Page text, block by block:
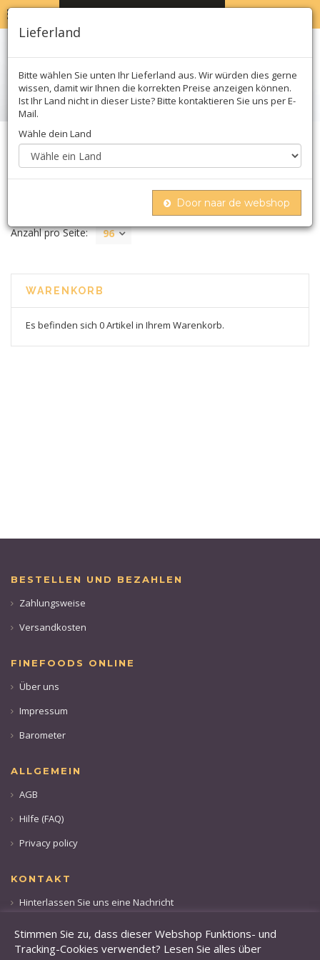
Anzahl pro Seite: 96
WARENKORB
Es befinden sich 0 Artikel in Ihrem Warenkorb.
BESTELLEN UND BEZAHLEN
Zahlungsweise
Versandkosten
FINEFOODS ONLINE
Über uns
Impressum
Barometer
ALLGEMEIN
AGB
Hilfe (FAQ)
Privacy policy
KONTAKT
Hinterlassen Sie uns eine Nachricht
Stimmen Sie zu, dass dieser Webshop Funktions- und
Tracking-Cookies verwendet? Lesen Sie alles über
Lieferland
Bitte wählen Sie unten Ihr Lieferland aus. Wir würden dies gerne
wissen, damit wir Ihnen die korrekten Preise anzeigen können.
Ist Ihr Land nicht in dieser Liste? Bitte kontaktieren Sie uns per E-
Mail.
Wähle dein Land
Door naar de webshop